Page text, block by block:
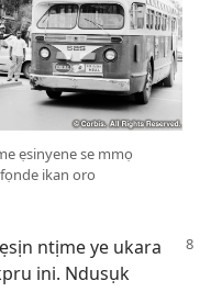
ẹsinyene se mmọ
ikan oro
ntịme ye ukara
ini. Ndusụk